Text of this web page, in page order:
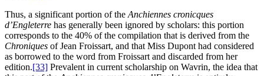
Thus, a significant portion of the Anchiennes cronicques
d’Engleterre has generally been ignored by scholars: this portion
corresponds to the 40% of the compilation that is derived from the
Chroniques of Jean Froissart, and that Miss Dupont had considered
as borrowed to the word from Froissart and discarded from her
edition.[33] Prevalent in current scholarship on Wavrin, the idea that